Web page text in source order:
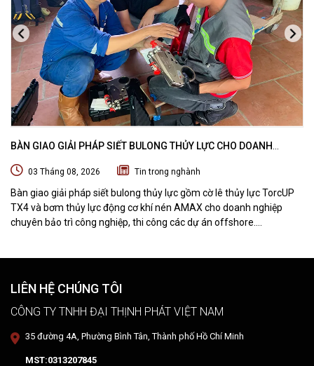
BÀN GIAO GIẢI PHÁP SIẾT BULONG THỦY LỰC CHO DOANH
03 Tháng 08, 2026 Tin trong nghành
Bàn giao giải pháp siết bulong thủy lực gồm cờ lê thủy lực TorcUP
TX4 và bơm thủy lực động cơ khí nén AMAX cho doanh nghiệp
chuyên bảo trì công nghiệp, thi công các dự án offshore.
LIÊN HỆ CHÚNG TÔI
CÔNG TY TNHH ĐẠI THỊNH PHÁT VIỆT NAM
35 đường 4A, Phường Bình Tân, Thành phố Hồ Chí Minh
MST:0313207845